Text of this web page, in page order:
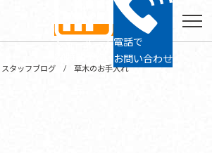
ショールーム電話で
お問い合わせ
スタッフブログ 草木のお手入れ